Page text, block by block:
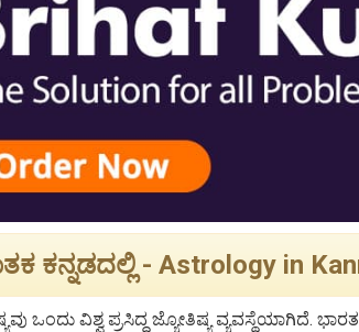
ಕನ್ನಡದಲ್ಲಿ - Astrology in
ಒಂದು ವಿಶ್ವ ಪ್ರಸಿದ್ಧ ಜ್ಯೋತಿಷ್ಯ ವ್ಯವಸ್ಥೆಯಾಗಿದೆ.